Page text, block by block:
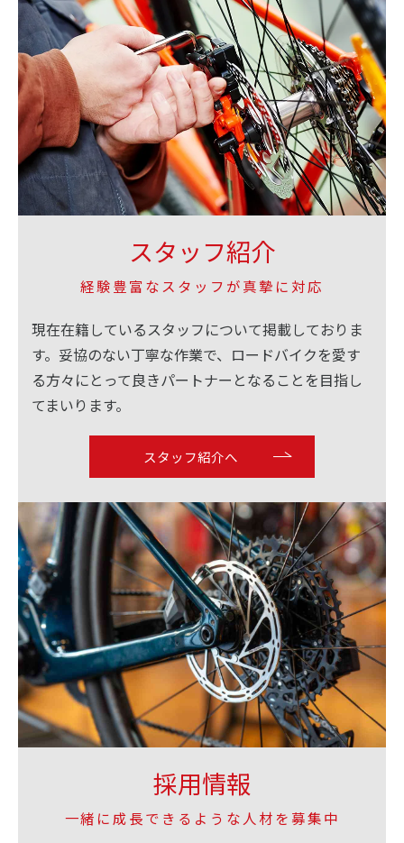
スタッフ紹介
経験豊富なスタッフが真摯に対応
現在在籍しているスタッフについて掲載しておりま
す。妥協のない丁寧な作業で、ロードバイクを愛す
る方々にとって良きパートナーとなることを目指し
てまいります。
スタッフ紹介へ
採用情報
一緒に成長できるような人材を募集中